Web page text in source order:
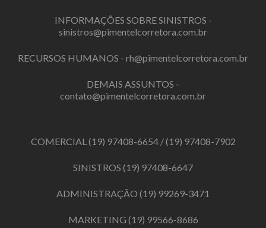
INFORMAÇÕES SOBRE SINISTROS -
sinistros@pimentelcorretora.com.br
RECURSOS HUMANOS - rh@pimentelcorretora.com.br
DEMAIS ASSUNTOS -
contato@pimentelcorretora.com.br
COMERCIAL (19) 97408-6654/(19) 97408-7902
SINISTROS (19) 97408-6647
ADMINISTRAÇÃO (19) 99269-3471
MARKETING (19) 99566-8686